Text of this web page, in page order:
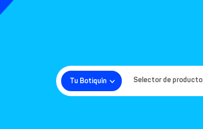
Tu Botiquín Selector de producto